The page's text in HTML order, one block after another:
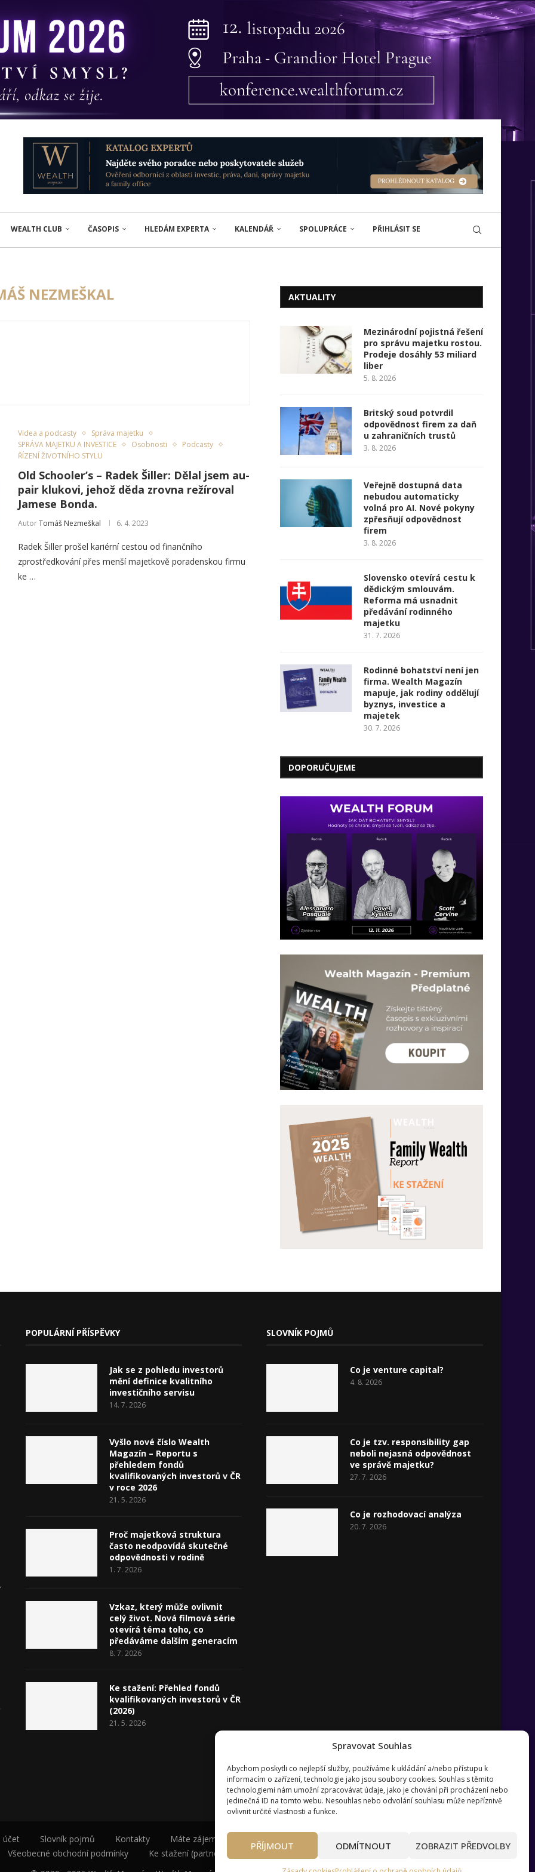
Spravovat Souhlas
Abychom poskytli co nejlepší služby, používáme k ukládání a/nebo přístupu k
informacím o zařízení, technologie jako jsou soubory cookies. Souhlas s těmito
technologiemi nám umožní zpracovávat údaje, jako je chování při procházení nebo
jedinečná ID na tomto webu. Nesouhlas nebo odvolání souhlasu může nepříznivě
ovlivnit určité vlastnosti a funkce.
PŘÍJMOUT ODMÍTNOUT ZOBRAZIT PŘEDVOLBY
WEALTH CLUB ČASOPIS HLEDÁM EXPERTA KALENDÁŘ SPOLUPRÁCE PŘIHLÁSIT SE
NEZMEŠKAL
Videa a podcasty
Správa majetku
SPRÁVA MAJETKU A INVESTICE
Osobnosti
Podcasty
ŘÍZENÍ ŽIVOTNÍHO STYLU
Old Schooler’s – Radek Šiller: Dělal jsem au-
pair klukovi, jehož děda zrovna režíroval
Jamese Bonda.
AutorTomáš Nezmeškal 6. 4. 2023
Radek Šiller prošel kariérní cestou od finančního
zprostředkování přes menší majetkově poradenskou firmu
ke …
AKTUALITY
Mezinárodní pojistná řešení
pro správu majetku rostou.
Prodeje dosáhly 53 miliard
liber
5. 8. 2026
Britský soud potvrdil
odpovědnost firem za daň
u zahraničních trustů
3. 8. 2026
Veřejně dostupná data
nebudou automaticky
volná pro AI. Nové pokyny
zpřesňují odpovědnost
firem
3. 8. 2026
Slovensko otevírá cestu k
dědickým smlouvám.
Reforma má usnadnit
předávání rodinného
majetku
31. 7. 2026
Rodinné bohatství není jen
firma. Wealth Magazín
mapuje, jak rodiny oddělují
byznys, investice a
majetek
30. 7. 2026
DOPORUČUJEME
POPULÁRNÍ PŘÍSPĚVKY
Jak se z pohledu investorů
mění definice kvalitního
investičního servisu
14. 7. 2026
Vyšlo nové číslo Wealth
Magazín – Reportu s
přehledem fondů
kvalifikovaných investorů v ČR
v roce 2026
21. 5. 2026
Proč majetková struktura
často neodpovídá skutečné
odpovědnosti v rodině
1. 7. 2026
Vzkaz, který může ovlivnit
celý život. Nová filmová série
otevírá téma toho, co
předáváme dalším generacím
8. 7. 2026
Ke stažení: Přehled fondů
kvalifikovaných investorů v ČR
(2026)
21. 5. 2026
SLOVNÍK POJMŮ
Co je venture capital?
4. 8. 2026
Co je tzv. responsibility gap
neboli nejasná odpovědnost
ve správě majetku?
27. 7. 2026
Co je rozhodovací analýza
20. 7. 2026
účet Slovník pojmů Kontakty Máte zájem o spolupráci?
Pravidla používání webu wmag.cz
Všeobecné obchodní podmínky
Ke stažení (partneři a autoři)